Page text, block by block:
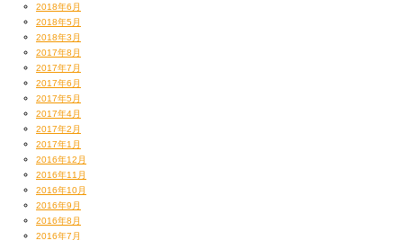
さて、それではじっくり歌詞を読んでみていただけたらと思います。
夕方5時のチャイム まだ鳴らないでくれよな
下らないことで腹抱え笑い転げてる時にふと我に返る
いいとこなんだ今 まだまだ全然遊び足りない
子供の頃と変わりゃしない 時間が半日ずれただけだしな
放課後のドッジボールからバー前のサイファー
2018年6月
2018年5月
2018年3月
2017年8月
2017年7月
2017年6月
2017年5月
2017年4月
2017年2月
2017年1月
2016年12月
2016年11月
2016年10月
2016年9月
2016年8月
2016年7月